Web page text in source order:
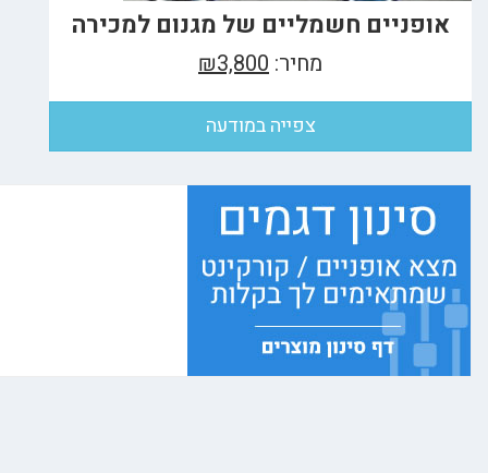
אופניים חשמליים של מגנום למכירה
מחיר:₪3,800
צפייה במודעה